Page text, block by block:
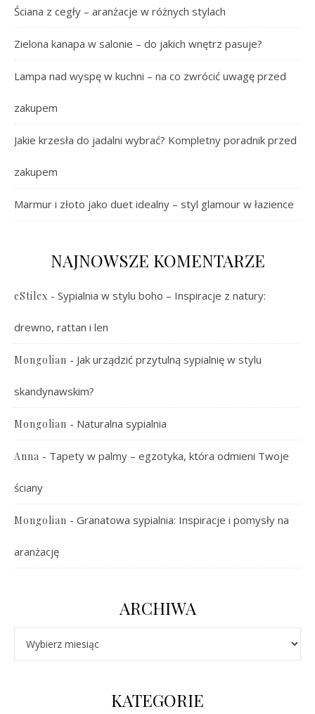
Ściana z cegły – aranżacje w różnych stylach
Zielona kanapa w salonie – do jakich wnętrz pasuje?
Lampa nad wyspę w kuchni – na co zwrócić uwagę przed
zakupem
Jakie krzesła do jadalni wybrać? Kompletny poradnik przed
zakupem
Marmur i złoto jako duet idealny – styl glamour w łazience
NAJNOWSZE KOMENTARZE
eStilex - Sypialnia w stylu boho – Inspiracje z natury:
drewno, rattan i len
Mongolian - Jak urządzić przytulną sypialnię w stylu
skandynawskim?
Mongolian - Naturalna sypialnia
Anna - Tapety w palmy – egzotyka, która odmieni Twoje
ściany
Mongolian - Granatowa sypialnia: Inspiracje i pomysły na
aranżację
ARCHIWA
KATEGORIE